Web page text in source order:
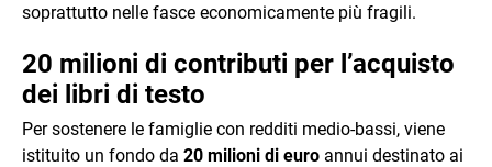
soprattutto nelle fasce economicamente più fragili.
20 milioni di contributi per l’acquisto
dei libri di testo
Per sostenere le famiglie con redditi medio-bassi, viene
istituito un fondo da 20 milioni di euro annui destinato ai